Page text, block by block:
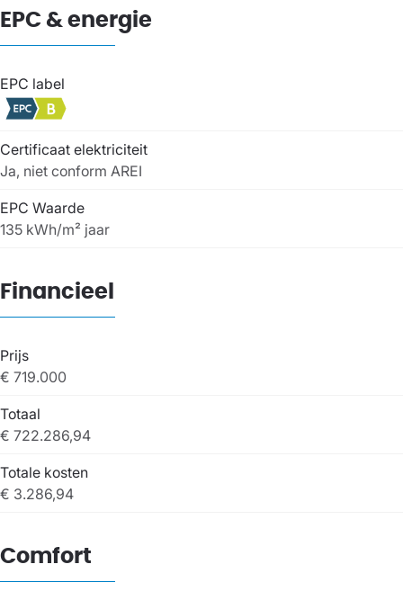
EPC & energie
EPC label
Certificaat elektriciteit
Ja, niet conform AREI
EPC Waarde
135 kWh/m² jaar
Financieel
Prijs
€ 719.000
Totaal
€ 722.286,94
Totale kosten
€ 3.286,94
Comfort